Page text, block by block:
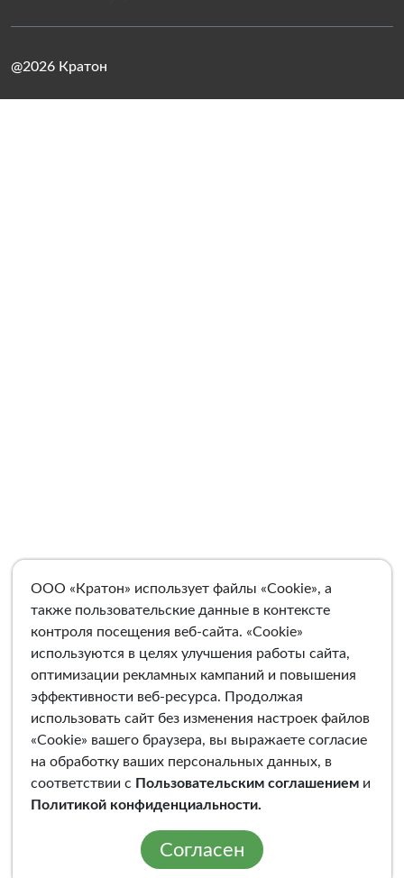
@2026 Кратон
ООО «Кратон» использует файлы «Cookie», а
также пользовательские данные в контексте
контроля посещения веб-сайта. «Cookie»
используются в целях улучшения работы сайта,
оптимизации рекламных кампаний и повышения
эффективности веб-ресурса. Продолжая
использовать сайт без изменения настроек файлов
«Cookie» вашего браузера, вы выражаете согласие
на обработку ваших персональных данных, в
соответствии с Пользовательским соглашением и
Политикой конфиденциальности.
Согласен